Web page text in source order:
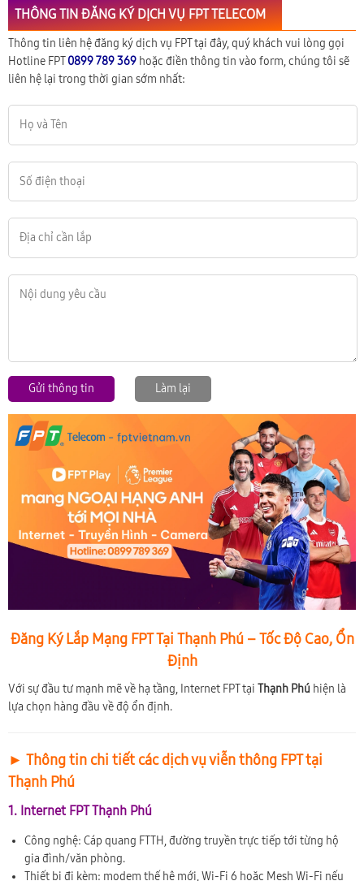
THÔNG TIN ĐĂNG KÝ DỊCH VỤ FPT TELECOM
Thông tin liên hệ đăng ký dịch vụ FPT tại đây, quý khách vui lòng gọi
Hotline FPT0899 789 369 hoặc điền thông tin vào form, chúng tôi sẽ
liên hệ lại trong thời gian sớm nhất:
Gửi thông tin Làm lại
Đăng Ký Lắp Mạng FPT Tại Thạnh Phú – Tốc Độ Cao, Ổn
Định
Với sự đầu tư mạnh mẽ về hạ tầng, Internet FPT tại Thạnh Phú hiện là
lựa chọn hàng đầu về độ ổn định.
► Thông tin chi tiết các dịch vụ viễn thông FPT tại
Thạnh Phú
1. Internet FPT Thạnh Phú
Công nghệ: Cáp quang FTTH, đường truyền trực tiếp tới từng hộ
gia đình/văn phòng.
Thiết bị đi kèm: modem thế hệ mới, Wi-Fi 6 hoặc Mesh Wi-Fi nếu